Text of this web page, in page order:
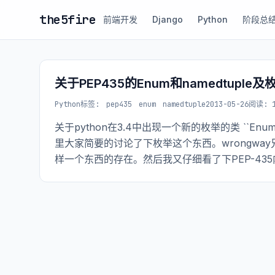
the5fire 前端开发 Django Python 阶段总
关于PEP435的Enum和namedtuple及
Python标签: pep435 enum namedtuple2013-05-26阅读:
关于python在3.4中出现一个新的枚举的类
里大家简要的讨论了下枚举这个东西。
样一个东西的存在。然后我又仔细看了下PEP-435